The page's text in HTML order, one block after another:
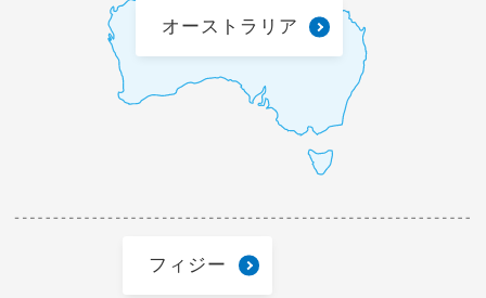
オーストラリア
フィジー